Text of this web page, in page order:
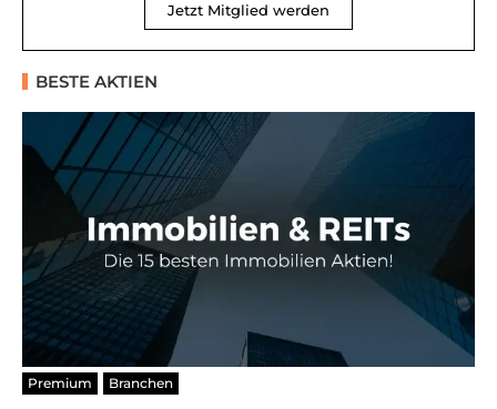
Jetzt Mitglied werden
BESTE AKTIEN
Premium Branchen